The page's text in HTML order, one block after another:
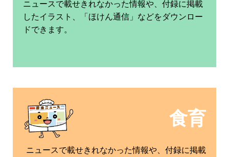
ニュースで載せきれなかった情報や、付録に掲載
したイラスト、「ほけん通信」などをダウンロー
ドできます。
食育
ニュースで載せきれなかった情報や、付録に掲載